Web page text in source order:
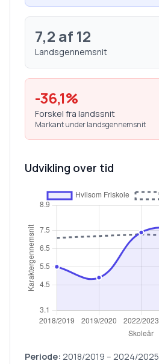
7,2 af 12
Landsgennemsnit
-36,1%
Forskel fra landssnit
Markant under landsgennemsnit
Udvikling over tid
Periode: 2018/2019 – 2024/2025